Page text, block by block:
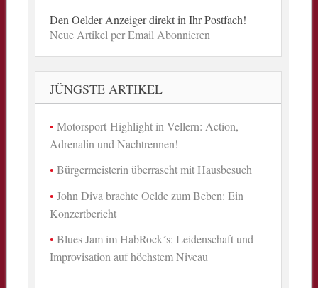
Den Oelder Anzeiger direkt in Ihr Postfach!
Neue Artikel per Email Abonnieren
JÜNGSTE ARTIKEL
Motorsport-Highlight in Vellern: Action,
Adrenalin und Nachtrennen!
Bürgermeisterin überrascht mit Hausbesuch
John Diva brachte Oelde zum Beben: Ein
Konzertbericht
Blues Jam im HabRock´s: Leidenschaft und
Improvisation auf höchstem Niveau